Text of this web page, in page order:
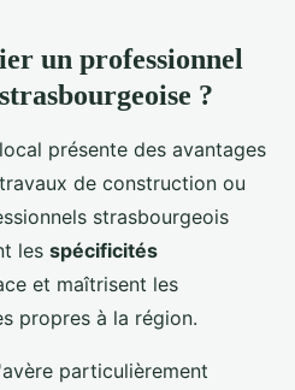
un professionnel
?
présente des avantages
de construction ou
strasbourgeois
les spécificités
et maîtrisent les
propres à la région.
particulièrement